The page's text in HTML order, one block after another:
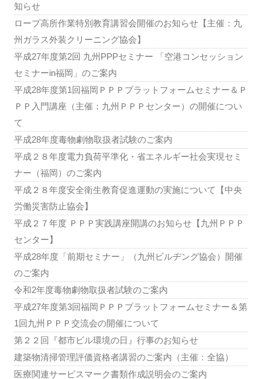
知らせ
ロープ高所作業特別教育講習会開催のお知らせ【主催：九
州ガラス外装クリーニング協会】
平成27年度第2回 九州PPPセミナー 「空港コンセッション
セミナーin福岡」のご案内
平成28年度第1回福岡ＰＰＰプラットフォームセミナー＆Ｐ
ＰＰ入門講座（主催：九州ＰＰＰセンター）の開催につい
て
平成28年度毒物劇物取扱者試験のご案内
平成２８年度電力負荷平準化・省エネルギー社会実現セミ
ナー（福岡）のご案内
平成２８年度安全衛生教育促進運動の実施について【中央
労働災害防止協会】
平成２７年度 ＰＰＰ実践講座開講のお知らせ【九州ＰＰＰ
センター】
平成28年度「前期セミナー」（九州ビルヂング協会）開催
のご案内
令和2年度毒物劇物取扱者試験のご案内
平成27年度第3回福岡ＰＰＰプラットフォームセミナー＆第
1回九州ＰＰＰ交流会の開催について
第２２回『都市ビル環境の日』行事のお知らせ
建築物清掃管理評価資格者講習のご案内（主催：全協）
医療関連サービスマーク書類作成説明会のご案内